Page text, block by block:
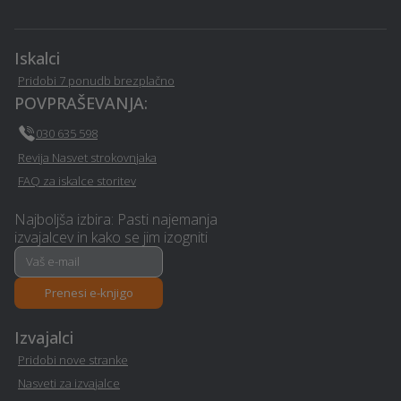
Sanacija vlage - Vitanje
Namakalni sistem - Vitanje
Pasja šola - Vitanje
Izdelava brunarice
(lesene hiše) - Vitanje
Zdravje na delovnem
mestu - Vitanje
Toplotne črpalke - Vitanje
Iskalci
Pridobi 7 ponudb brezplačno
POVPRAŠEVANJA:
030 635 598
Revija Nasvet strokovnjaka
FAQ za iskalce storitev
Najboljša izbira: Pasti najemanja
izvajalcev in kako se jim izogniti
Prenesi e-knjigo
Izvajalci
Pridobi nove stranke
Nasveti za izvajalce